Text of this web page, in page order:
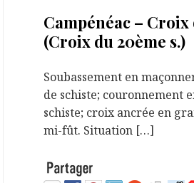
Campénéac – Croix
(Croix du 20ème s.)
Soubassement en
de schiste; couronnement
schiste; croix ancrée en
mi-fût. Situation […]